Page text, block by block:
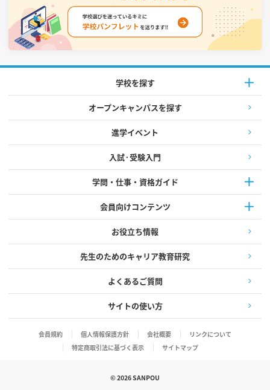
学校を探す
オープンキャンパスを探す
進学イベント
入試·受験入門
学問・仕事・資格ガイド
会員向けコンテンツ
お役立ち情報
先生のためのキャリア教育研究
よくあるご質問
サイトの使い方
会員規約 個人情報保護方針 会社概要
リンクについて
特定商取引法に基づく表示
サイトマップ
©2026SANPOU